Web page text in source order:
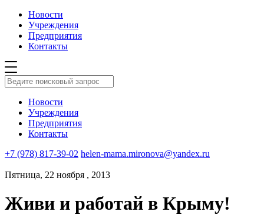
Новости
Учреждения
Предприятия
Контакты
Новости
Учреждения
Предприятия
Контакты
+7 (978) 817-39-02 helen-mama.mironova@yandex.ru
Пятница, 22 ноября , 2013
Живи и работай в Крыму!